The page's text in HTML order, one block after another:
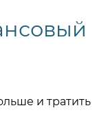
и тратить